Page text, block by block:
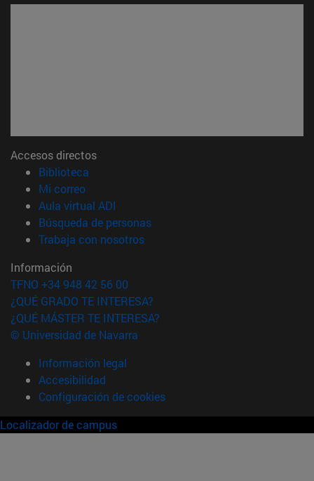
Accesos directos
Biblioteca
Mi correo(abre en nueva ventana)
Aula virtual ADI
Búsqueda de personas(abre en nueva ventana)
Trabaja con nosotros(abre en nueva ventana)
Información
TFNO +34 948 42 56 00
¿QUÉ GRADO TE INTERESA?
¿QUÉ MÁSTER TE INTERESA?
© Universidad de Navarra
Información legal
Accesibilidad
Configuración de cookies
Localizador de campus